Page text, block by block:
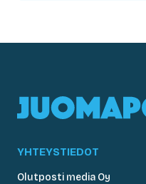
YHTEYSTIEDOT
Olutposti media Oy